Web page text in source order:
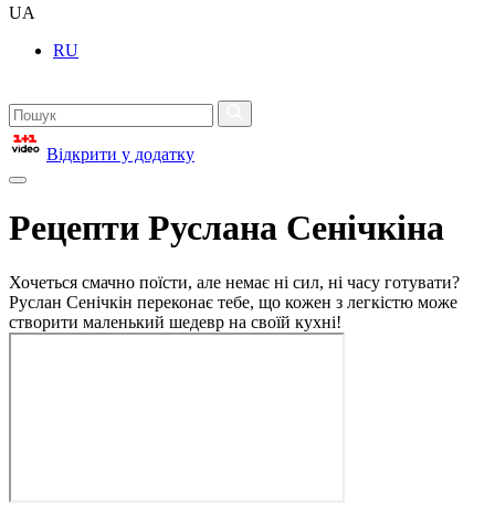
UA
RU
Відкрити у додатку
Рецепти Руслана Сенічкіна
Хочеться смачно поїсти, але немає ні сил, ні часу готувати?
Руслан Сенічкін переконає тебе, що кожен з легкістю може
створити маленький шедевр на своїй кухні!